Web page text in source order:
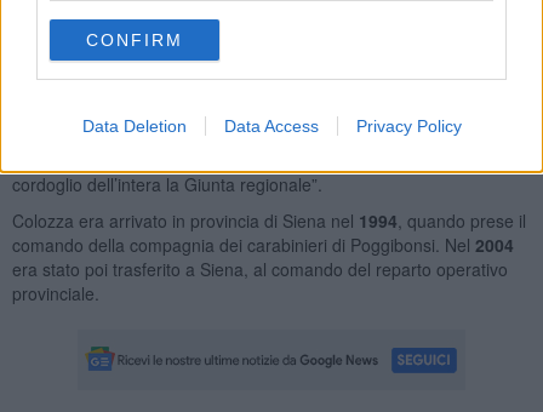
CONFIRM
Data Deletion Data Access Privacy Policy
Il presidente della Regione Toscana
"Ricorderemo Maurizio Colozza per le sue doti umane e da
amministratore. Alla famiglia, agli amici ed a tutta la comunità di
Monticiano vanno le mie più sentite condoglianze. Colozza ha
dedicato gran parte della sua vita al servizio dello Stato e della
comunità ed oggi la sua scomparsa, causata dalla pandemia contro
cordoglio dell’intera la Giunta regionale”.
Colozza era arrivato in provincia di Siena nel 1994 , quando prese il
comando della compagnia dei carabinieri di Poggibonsi. Nel 2004
era stato poi trasferito a Siena, al comando del reparto operativo
provinciale.